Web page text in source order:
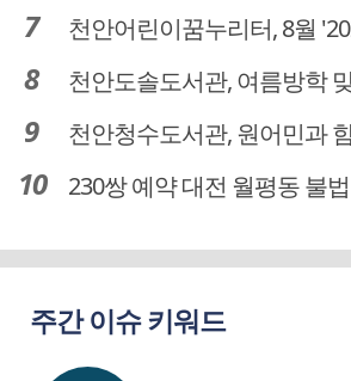
천안어린이꿈누리터, 8월 '2026 찾아
천안도솔도서관, 여름방학 맞이 다채로운 독
천안청수도서관, 원어민과 함께하는 '모든
230쌍 예약 대전 월평동 불법 예식장…서구의회
주간 이슈 키워드